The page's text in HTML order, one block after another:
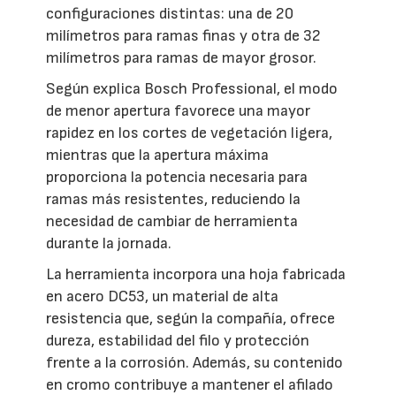
configuraciones distintas: una de 20
milímetros para ramas finas y otra de 32
milímetros para ramas de mayor grosor.
Según explica Bosch Professional, el modo
de menor apertura favorece una mayor
rapidez en los cortes de vegetación ligera,
mientras que la apertura máxima
proporciona la potencia necesaria para
ramas más resistentes, reduciendo la
necesidad de cambiar de herramienta
durante la jornada.
La herramienta incorpora una hoja fabricada
en acero DC53, un material de alta
resistencia que, según la compañía, ofrece
dureza, estabilidad del filo y protección
frente a la corrosión. Además, su contenido
en cromo contribuye a mantener el afilado